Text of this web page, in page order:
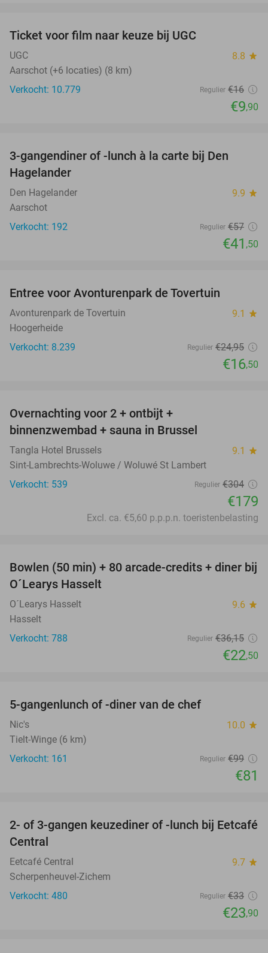
Ticket voor film naar keuze bij UGC
UGC 8.8 star
Aarschot (+6 locaties) (8 km)
Verkocht: 10.779
Regulier €16
€9,90
3-gangendiner of -lunch à la carte bij Den
Hagelander
Den Hagelander 9.9 star
Aarschot
Verkocht: 192
Regulier €57
€41 ,50
Entree voor Avonturenpark de Tovertuin
Avonturenpark de Tovertuin 9.1 star
Hoogerheide
Verkocht: 8.239
Regulier €24,95
€16,50
Overnachting voor 2 + ontbijt +
binnenzwembad + sauna in Brussel
Tangla Hotel Brussels 9.1 star
Sint-Lambrechts-Woluwe / Woluwé St Lambert
Verkocht: 539
Regulier €304
€179
Excl. ca. €5,60 p.p.p.n. toeristenbelasting
38%
Bowlen (50 min) + 80 arcade-credits + diner bij
O´Learys Hasselt
O´Learys Hasselt 9.6 star
Hasselt
Verkocht: 788
Regulier €36,15
€22,50
5-gangenlunch of -diner van de chef
Nic's 10.0 star
Tielt-Winge (6 km)
Verkocht: 161
Regulier €99
€81
28%
2- of 3-gangen keuzediner of -lunch bij Eetcafé
Central
Eetcafé Central 9.7 star
Scherpenheuvel-Zichem
Verkocht: 480
Regulier €33
€23,90